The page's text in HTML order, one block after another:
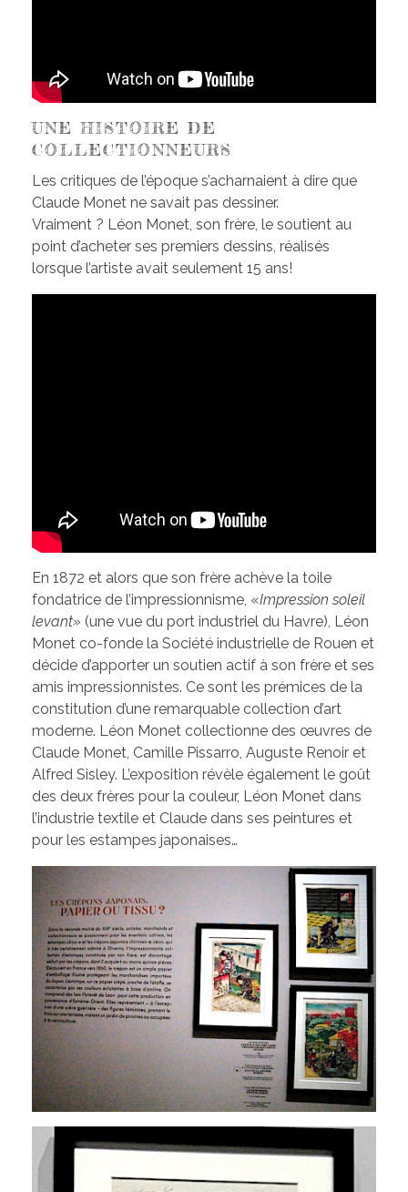
UNE HISTOIRE DE
COLLECTIONNEURS
Les critiques de l’époque s’acharnaient à dire que
Claude Monet ne savait pas dessiner.
Vraiment ? Léon Monet, son frère, le soutient au
point d’acheter ses premiers dessins, réalisés
lorsque l’artiste avait seulement 15 ans!
En 1872 et alors que son frère achève la toile
fondatrice de l’impressionnisme, «Impression soleil
levant» (une vue du port industriel du Havre), Léon
Monet co-fonde la Société industrielle de Rouen et
décide d’apporter un soutien actif à son frère et ses
amis impressionnistes. Ce sont les prémices de la
constitution d’une remarquable collection d’art
moderne. Léon Monet collectionne des œuvres de
Claude Monet, Camille Pissarro, Auguste Renoir et
Alfred Sisley. L’exposition révèle également le goût
des deux frères pour la couleur, Léon Monet dans
l’industrie textile et Claude dans ses peintures et
pour les estampes japonaises…